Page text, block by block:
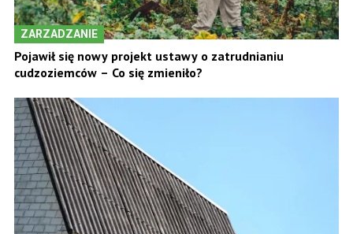
ZARZADZANIE
Pojawił się nowy projekt ustawy o zatrudnianiu
cudzoziemców – Co się zmieniło?